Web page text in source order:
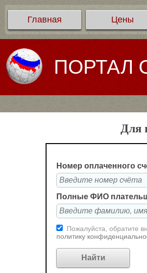
Главная Цены
ПОРТАЛ
Для
Номер оплаченного
Полные ФИО
Пожалуйста, обратите
политику